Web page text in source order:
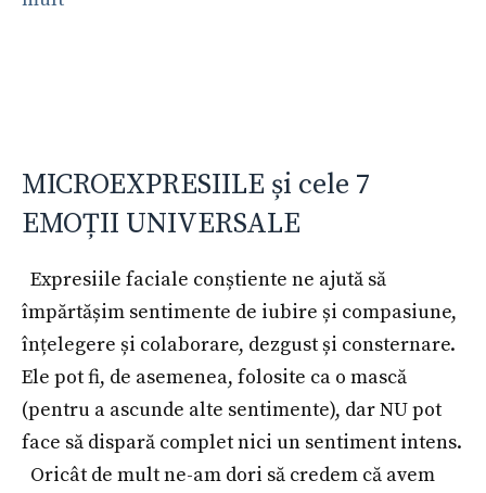
MICROEXPRESIILE și cele 7
EMOȚII UNIVERSALE
Expresiile faciale conștiente ne ajută să
împărtășim sentimente de iubire și compasiune,
înțelegere și colaborare, dezgust și consternare.
Ele pot fi, de asemenea, folosite ca o mască
(pentru a ascunde alte sentimente), dar NU pot
face să dispară complet nici un sentiment intens.
Oricât de mult ne-am dori să credem că avem